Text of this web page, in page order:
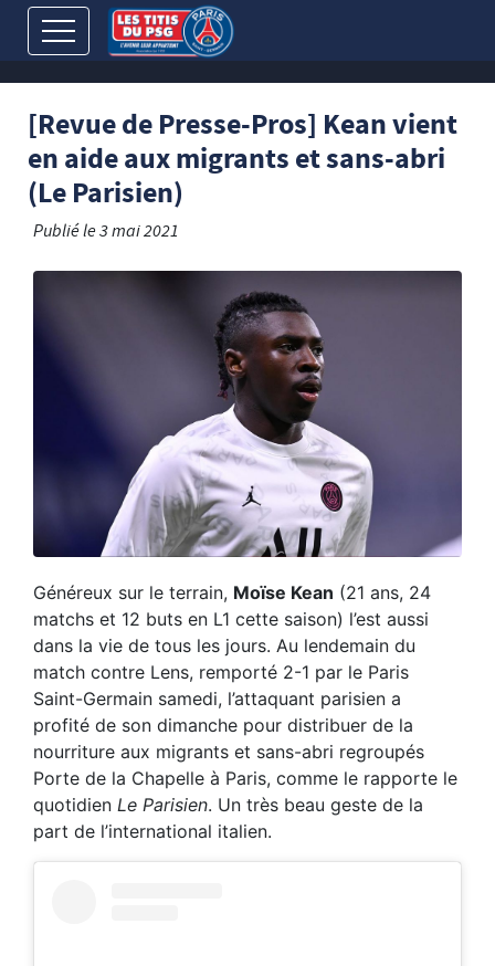
[Revue de Presse-Pros] Kean vient
en aide aux migrants et sans-abri
(Le Parisien)
Publié le3 mai 2021
Généreux sur le terrain, Moïse Kean (21 ans, 24
matchs et 12 buts en L1 cette saison) l’est aussi
dans la vie de tous les jours. Au lendemain du
match contre Lens, remporté 2-1 par le Paris
Saint-Germain samedi, l’attaquant parisien a
profité de son dimanche pour distribuer de la
nourriture aux migrants et sans-abri regroupés
Porte de la Chapelle à Paris, comme le rapporte le
quotidien Le Parisien. Un très beau geste de la
part de l’international italien.